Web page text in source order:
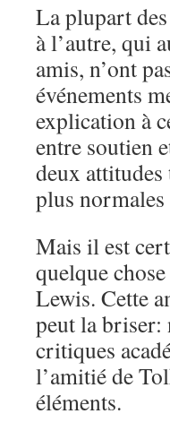
La plupart
à l’autre, qui
amis, n’ont
événements
explication à
entre soutien
deux
plus normales
Mais il est
quelque
Lewis. Cette
peut la briser:
critiques
l’amitié de
éléments.